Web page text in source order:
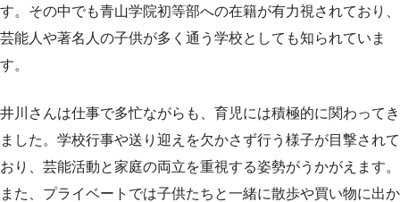
す。その中でも青山学院初等部への在籍が有力視されており、
芸能人や著名人の子供が多く通う学校としても知られていま
す。
井川さんは仕事で多忙ながらも、育児には積極的に関わってき
ました。学校行事や送り迎えを欠かさず行う様子が目撃されて
おり、芸能活動と家庭の両立を重視する姿勢がうかがえます。
また、プライベートでは子供たちと一緒に散歩や買い物に出か